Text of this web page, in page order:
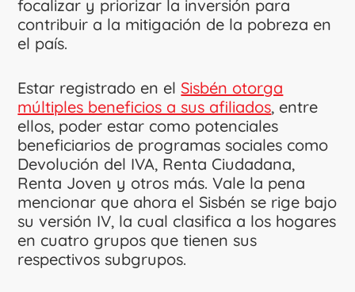
focalizar y priorizar la inversión para
contribuir a la mitigación de la pobreza en
el país.
Estar registrado en elSisbén otorga
múltiples beneficios a sus afiliados, entre
ellos, poder estar como potenciales
beneficiarios de programas sociales como
Devolución del IVA, Renta Ciudadana,
Renta Joven y otros más. Vale la pena
mencionar que ahora el Sisbén se rige bajo
su versión IV, la cual clasifica a los hogares
en cuatro grupos que tienen sus
respectivos subgrupos.